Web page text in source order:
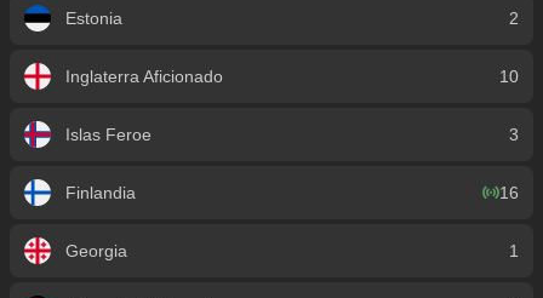
Estonia 2
Inglaterra Aficionado 10
Islas Feroe 3
Finlandia 16
Georgia 1